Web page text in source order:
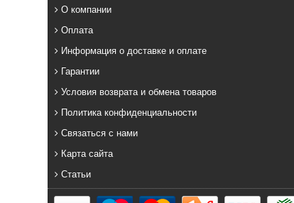
О компании
Оплата
Информация о доставке и оплате
Гарантии
Условия возврата и обмена товаров
Политика конфиденциальности
Связаться с нами
Карта сайта
Статьи